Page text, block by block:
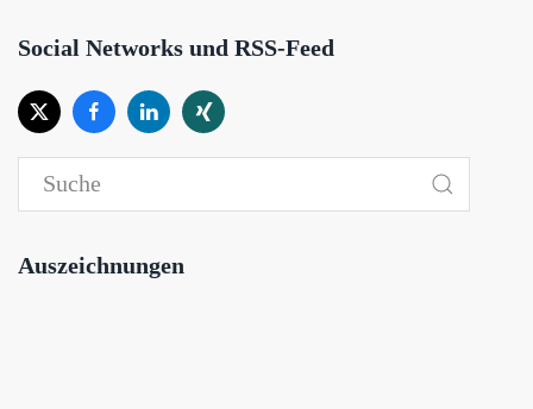
Social Networks und RSS-Feed
Auszeichnungen